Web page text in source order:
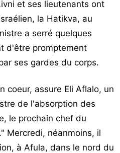
et ses lieutenants ont
la Hatikva, au
a serré quelques
d'être promptement
ses gardes du corps.
coeur, assure Eli Aflalo, un
de l'absorption des
le prochain chef du
Mercredi, néanmoins, il
à Afula, dans le nord du